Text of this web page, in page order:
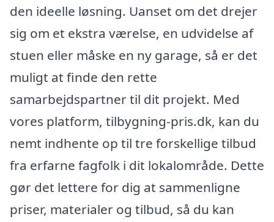
den ideelle løsning. Uanset om det drejer
sig om et ekstra værelse, en udvidelse af
stuen eller måske en ny garage, så er det
muligt at finde den rette
samarbejdspartner til dit projekt. Med
vores platform, tilbygning-pris.dk, kan du
nemt indhente op til tre forskellige tilbud
fra erfarne fagfolk i dit lokalområde. Dette
gør det lettere for dig at sammenligne
priser, materialer og tilbud, så du kan